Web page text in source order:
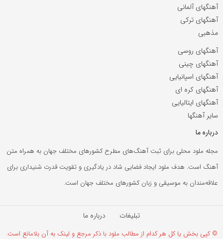
آهنگهای آلمانی
آهنگهای ترکی
مذهبی
آهنگهای روسی
آهنگهای چینی
آهنگهای اسپانیایی
آهنگهای کره ای
آهنگهای ایتالیایی
سایر آهنگها
درباره ما
مجله ملود محلی برای ثبت آهنگ‌های مطرح کشورهای مختلف جهان به همراه متن
آهنگ است. هدف ملود ایجاد فضایی شاد در یادگیری و تقویت قدرت شنیداری برای
علاقه‌مندان به موسیقی و زبان کشورهای مختلف جهان است.
تبلیغات درباره ما
© کپی بخش یا کل هر کدام از مطالب ملود با ذکر مرجع و لینک به آن بلامانع است.